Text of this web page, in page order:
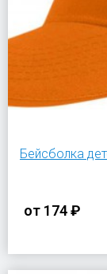
Бейсболка
от 174 ₽